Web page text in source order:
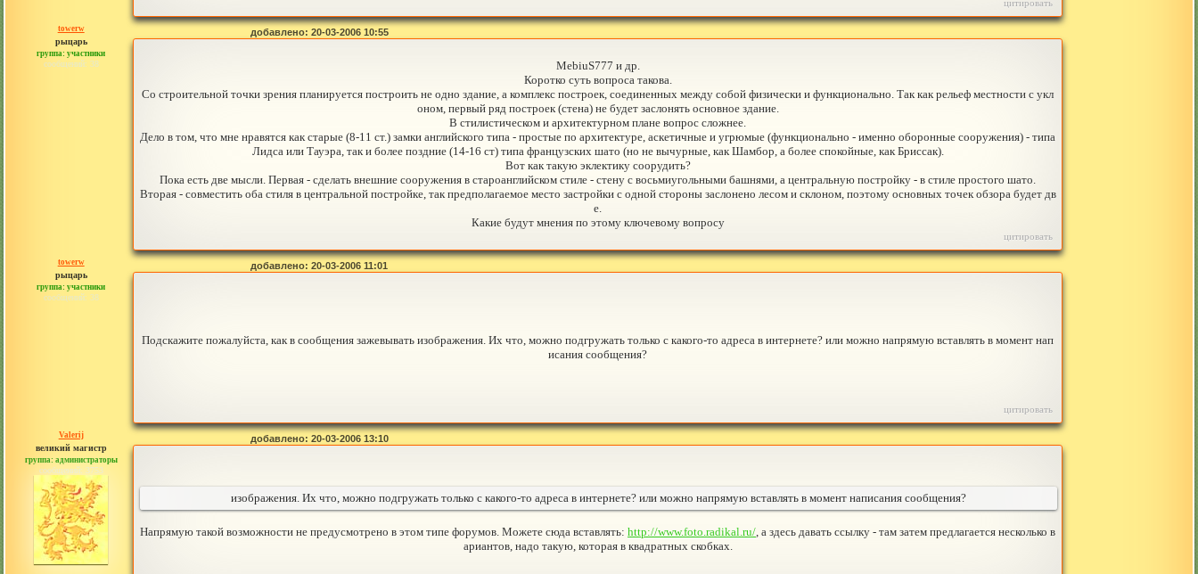
цитировать
towerw
рыцарь
группа: участники
сообщений: 38
добавлено: 20-03-2006 10:55
MebiuS777 и др.
Коротко суть вопроса такова.
Со строительной точки зрения планируется построить не одно здание, а комплекс построек, соединенных между собой физически и функционально. Так как рельеф местности с укл
оном, первый ряд построек (стена) не будет заслонять основное здание.
В стилистическом и архитектурном плане вопрос сложнее.
Дело в том, что мне нравятся как старые (8-11 ст.) замки английского типа - простые по архитектуре, аскетичные и угрюмые (функционально - именно оборонные сооружения) - типа
Лидса или Тауэра, так и более поздние (14-16 ст) типа французских шато (но не вычурные, как Шамбор, а более спокойные, как Бриссак).
Вот как такую эклектику соорудить?
Пока есть две мысли. Первая - сделать внешние сооружения в староанглийском стиле - стену с восьмиугольными башнями, а центральную постройку - в стиле простого шато.
Вторая - совместить оба стиля в центральной постройке, так предполагаемое место застройки с одной стороны заслонено лесом и склоном, поэтому основных точек обзора будет дв
е.
Какие будут мнения по этому ключевому вопросу
цитировать
towerw
рыцарь
группа: участники
сообщений: 38
добавлено: 20-03-2006 11:01
Подскажите пожалуйста, как в сообщения зажевывать изображения. Их что, можно подгружать только с какого-то адреса в интернете? или можно напрямую вставлять в момент нап
исания сообщения?
цитировать
Valerij
великий магистр
группа: администраторы
сообщений: 3753
добавлено: 20-03-2006 13:10
изображения. Их что, можно подгружать только с какого-то адреса в интернете? или можно напрямую вставлять в момент написания сообщения?
Напрямую такой возможности не предусмотрено в этом типе форумов. Можете сюда вставлять: http://www.foto.radikal.ru/, а здесь давать ссылку - там затем предлагается несколько в
ариантов, надо такую, которая в квадратных скобках.